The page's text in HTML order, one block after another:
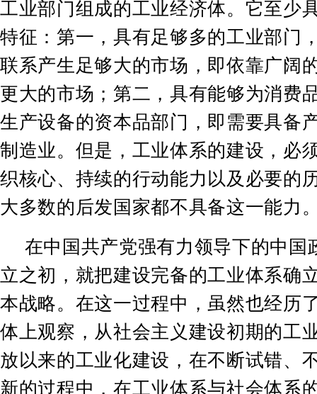
工业部门组成的工业经济体。它至少
特征：第一，具有足够多的工业部门
联系产生足够大的市场，即依靠广阔
更大的市场；第二，具有能够为消费
生产设备的资本品部门，即需要具备
制造业。但是，工业体系的建设，必
织核心、持续的行动能力以及必要的
大多数的后发国家都不具备这一能力
在中国共产党强有力领导下的中国
立之初，就把建设完备的工业体系确
本战略。在这一过程中，虽然也经历
体上观察，从社会主义建设初期的工
放以来的工业化建设，在不断试错、
新的过程中，在工业体系与社会体系